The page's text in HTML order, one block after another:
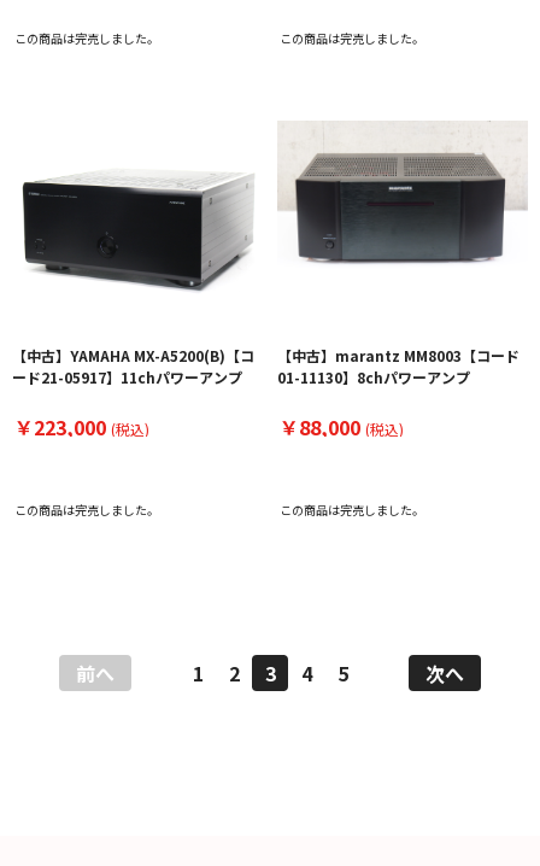
この商品は完売しました。 この商品は完売しました。
【中古】YAMAHA MX-A5200(B)【コ
ード21-05917】11chパワーアンプ
￥223,000 (税込)
この商品は完売しました。
【中古】marantz MM8003【コード
01-11130】8chパワーアンプ
￥88,000 (税込)
この商品は完売しました。
前へ 1 2 3 4 5 次へ